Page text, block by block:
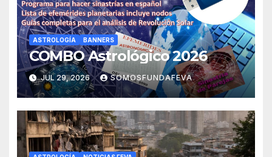
ASTROLOGÍA BANNERS
COMBO Astrológico 2026
JUL 29, 2026 SOMOSFUNDAFEVA